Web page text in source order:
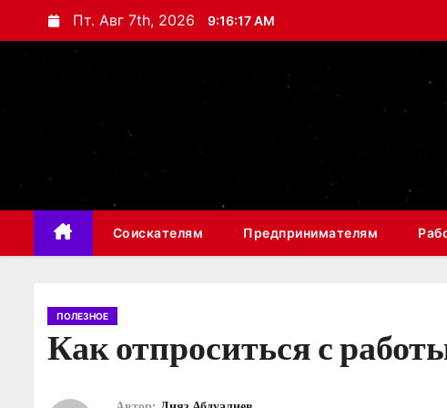
е
с
Пт. Авг 7th, 2026 9:16:18 AM
Соискателям Предпринимателям
ПОЛЕЗНОЕ
Как отпроситься с